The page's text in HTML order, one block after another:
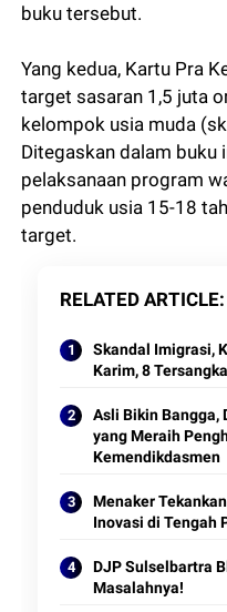
buku tersebut.
Yang kedua, Kartu Pra
target sasaran 1,5 juta
kelompok usia muda
Ditegaskan dalam buku
pelaksanaan program
penduduk usia 15-18
target.
RELATED ARTICLE
Skandal Imigrasi,
Karim, 8
Asli Bikin Bangga,
yang Meraih
Kemendikdasmen
Menaker
Inovasi di Tengah
DJP Sulselbartra
Masalahnya!